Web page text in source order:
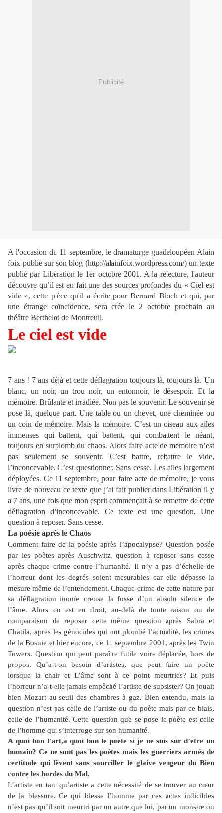
Publicité
A l'occasion du 11 septembre, le dramaturge guadeloupéen Alain
foix publie sur son blog (http://alainfoix.wordpress.com/) un texte
publié par Libération le 1er octobre 2001. A la relecture, l'auteur
découvre qu’il est en fait une des sources profondes du « Ciel est
vide », cette pièce qu'il a écrite pour Bernard Bloch et qui, par
une étrange coïncidence, sera crée le 2 octobre prochain au
théâtre Berthelot de Montreuil.
Le ciel est vide
7 ans ! 7 ans déjà et cette déflagration toujours là, toujours là. Un
blanc, un noir, un trou noir, un entonnoir, le désespoir. Et la
mémoire. Brûlante et irradiée. Non pas le souvenir. Le souvenir se
pose là, quelque part. Une table ou un chevet, une cheminée ou
un coin de mémoire. Mais la mémoire. C’est un oiseau aux ailes
immenses qui battent, qui battent, qui combattent le néant,
toujours en surplomb du chaos. Alors faire acte de mémoire n’est
pas seulement se souvenir. C’est battre, rebattre le vide,
l’inconcevable. C’est questionner. Sans cesse. Les ailes largement
déployées. Ce 11 septembre, pour faire acte de mémoire, je vous
livre de nouveau ce texte que j’ai fait publier dans Libération il y
a 7 ans, une fois que mon esprit commençait à se remettre de cette
déflagration d’inconcevable. Ce texte est une question. Une
question à reposer. Sans cesse.
La poésie après le Chaos
Comment faire de la poésie après l’apocalypse? Question posée
par les poètes après Auschwitz, question à reposer sans cesse
après chaque crime contre l’humanité. Il n’y a pas d’échelle de
l’horreur dont les degrés soient mesurables car elle dépasse la
mesure même de l’entendement. Chaque crime de cette nature par
sa déflagration inouïe creuse la fosse d’un absolu silence de
l’âme. Alors on est en droit, au-delà de toute raison ou de
comparaison de reposer cette même question après Sabra et
Chatila, après les génocides qui ont plombé l’actualité, les crimes
de la Bosnie et hier encore, ce 11 septembre 2001, après les Twin
Towers. Question qui peut paraître futile voire déplacée, hors de
propos. Qu’a-t-on besoin d’artistes, que peut faire un poète
lorsque la chair et L’âme sont à ce point meurtries? Et puis
l’horreur n’a-t-elle jamais empêché l’artiste de subsister? On jouait
bien Mozart au seuil des chambres à gaz. Bien entendu, mais la
question n’est pas celle de l’artiste ou du poète mais par ce biais,
celle de l’humanité. Cette question que se pose le poète est celle
de l’homme qui s’interroge sur son humanité.
A quoi bon l’art,à quoi bon le poète si je ne suis sûr d’être un
humain? Ce ne sont pas les poètes mais les guerriers armés de
certitude qui lèvent sans sourciller le glaive vengeur du Bien
contre les hordes du Mal.
L’artiste en tant qu’artiste a cette nécessité de se trouver au cœur
de la blessure. Ce qui blesse l’homme par ces actes indicibles
n’est pas qu’il soit meurtri par un autre que lui, par un monstre ou